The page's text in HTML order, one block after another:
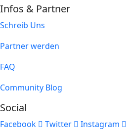
Infos & Partner
Schreib Uns
Partner werden
FAQ
Community Blog
Social
Facebook Twitter Instagram